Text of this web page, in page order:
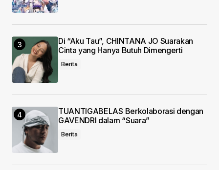
Di “Aku Tau”, CHINTANA JO Suarakan
Cinta yang Hanya Butuh Dimengerti
Berita
TUANTIGABELAS Berkolaborasi dengan
GAVENDRI dalam “Suara”
Berita